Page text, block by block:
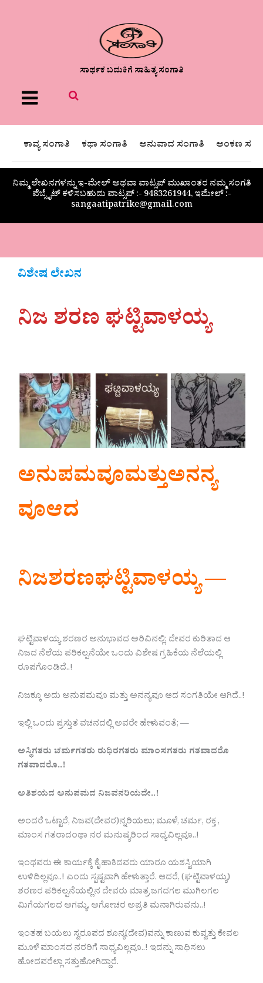
ಸಾರ್ಥಕ ಬದುಕಿಗೆ ಸಾಹಿತ್ಯ ಸಂಗಾತಿ
Menu
ಕಾವ್ಯ ಸಂಗಾತಿ ಕಥಾ ಸಂಗಾತಿ ಅನುವಾದ ಸಂಗಾತಿ ಅಂಕಣ
ನಿಮ್ಮ ಲೇಖನಗಳನ್ನು ಇ-ಮೇಲ್ ಅಥವಾ ವಾಟ್ಸಪ್ ಮುಖಾಂತರ ನಮ್ಮ ಸಂಗತಿ
ವೆಬ್ಸೈಟ್ ಕಳಿಸಬಹುದು ವಾಟ್ಸಪ್‌ :- 9483261944, ಇಮೇಲ್ :-
sangaatipatrike@gmail.com
ವಿಶೇಷ ಲೇಖನ
ನಿಜ ಶರಣ ಘಟ್ಟಿವಾಳಯ್ಯ
ಅನುಪಮವೂಮತ್ತುಅನನ್ಯ
ವೂಆದ
ನಿಜಶರಣಘಟ್ಟಿವಾಳಯ್ಯ —
ಘಟ್ಟಿವಾಳಯ್ಯ ಶರಣರ ಅನುಭಾವದ ಅರಿವಿನಲ್ಲಿ; ದೇವರ ಕುರಿತಾದ ಆ
ನಿಜದ ನೆಲೆಯ ಪರಿಕಲ್ಪನೆಯೇ ಒಂದು ವಿಶೇಷ ಗ್ರಹಿಕೆಯ ನೆಲೆಯಲ್ಲಿ
ರೂಪಗೊಂಡಿದೆ..!
ನಿಜಕ್ಕೂ ಅದು ಅನುಪಮವೂ ಮತ್ತು ಅನನ್ಯವೂ ಆದ ಸಂಗತಿಯೇ ಆಗಿದೆ..!
ಇಲ್ಲಿ ಒಂದು ಪ್ರಸ್ತುತ ವಚನದಲ್ಲಿ ಅವರೇ ಹೇಳುವಂತೆ; —
ಅಸ್ಥಿಗತರು ಚರ್ಮಗತರು ರುಧಿರಗತರು ಮಾಂಸಗತರು ಗತವಾದರೊ
ಗತವಾದರೊ..!
ಅತಿಶಯದ ಅನುಪಮದ ನಿಜವನರಿಯದೇ..!
ಅಂದರೆ ಒಟ್ಟಾರೆ, ನಿಜವ(ದೇವರ)ನ್ನರಿಯಲು; ಮೂಳೆ, ಚರ್ಮ, ರಕ್ತ ,
ಮಾಂಸ ಗತರಾದಂಥಾ ನರ ಮನುಷ್ಯರಿಂದ ಸಾಧ್ಯವಿಲ್ಲವೂ..!
ಇಂಥವರು ಈ ಕಾರ್ಯಕ್ಕೆ ಕೈ ಹಾಕಿದವರು ಯಾರೂ ಯಶಸ್ವಿಯಾಗಿ
ಉಳಿದಿಲ್ಲವೂ..! ಎಂದು ಸ್ಪಷ್ಟವಾಗಿ ಹೇಳುತ್ತಾರೆ. ಆದರೆ, (ಘಟ್ಟಿವಾಳಯ್ಯ)
ಶರಣರ ಪರಿಕಲ್ಪನೆಯಲ್ಲಿನ ದೇವರು ಮಾತ್ರ ಜಗದಗಲ ಮುಗಿಲಗಲ
ಮಿಗೆಯಗಲದ ಅಗಮ್ಯ, ಅಗೋಚರ ಅಪ್ರತಿ ಮನಾಗಿರುವನು..!
ಇಂತಹ ಬಯಲು ಸ್ವರೂಪದ ಶೂನ್ಯ(ದೇವ)ವನ್ನು ಕಾಣುವ ಕುವ್ವತ್ತು ಕೇವಲ
ಮೂಳೆ ಮಾಂಸದ ನರರಿಗೆ ಸಾಧ್ಯವಿಲ್ಲವೂ..! ಇದನ್ನು ಸಾಧಿಸಲು
ಹೋದವರೆಲ್ಲಾ ಸತ್ತುಹೋಗಿದ್ದಾರೆ.